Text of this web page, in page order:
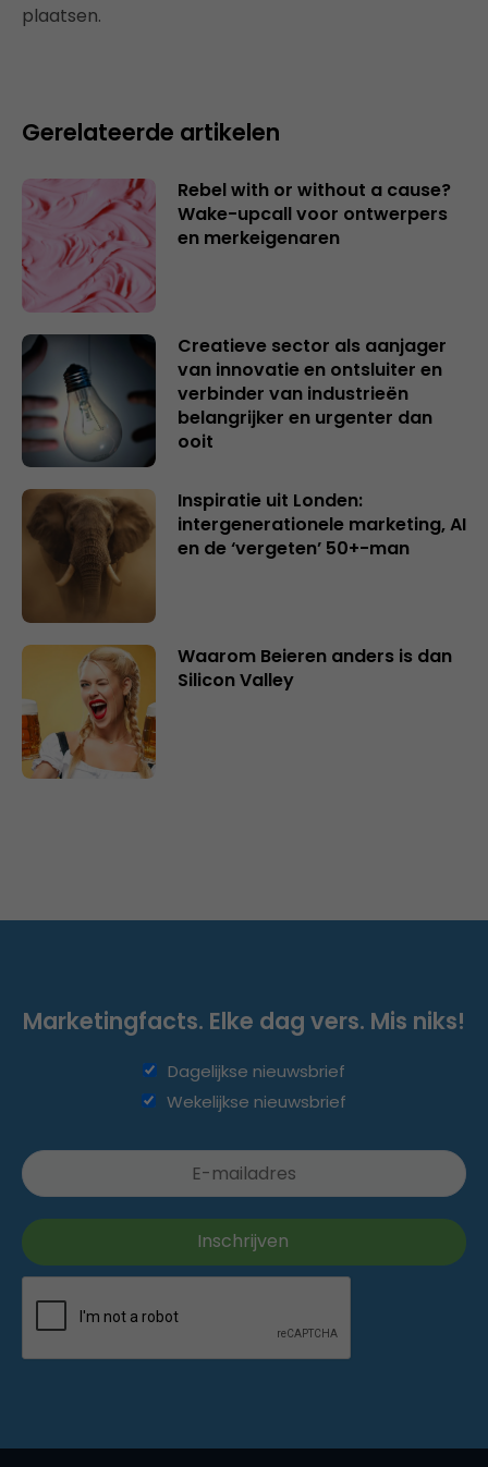
plaatsen.
Gerelateerde artikelen
Rebel with or without a cause?
Wake-upcall voor ontwerpers
en merkeigenaren
Creatieve sector als aanjager
van innovatie en ontsluiter en
verbinder van industrieën
belangrijker en urgenter dan
ooit
Inspiratie uit Londen:
intergenerationele marketing, AI
en de ‘vergeten’ 50+-man
Waarom Beieren anders is dan
Silicon Valley
Marketingfacts. Elke dag vers. Mis niks!
Dagelijkse nieuwsbrief
Wekelijkse nieuwsbrief